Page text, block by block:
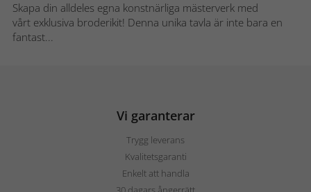
Skapa din alldeles egna konstnärliga mästerverk med
vårt exklusiva broderikit! Denna unika tavla är inte bara en
fantast...
Vi garanterar
Trygg leverans
Kvalitetsgaranti
Enkelt att handla